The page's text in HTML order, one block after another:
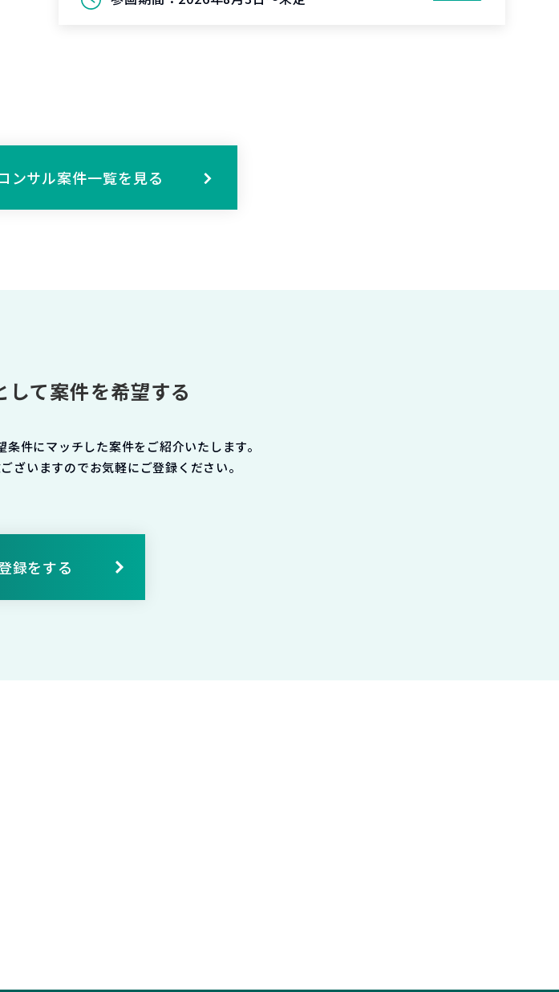
ンサル案件一覧を見る
して案件を希望する
件にマッチした案件をご紹介いたします。
ざいますのでお気軽にご登録ください。
録をする